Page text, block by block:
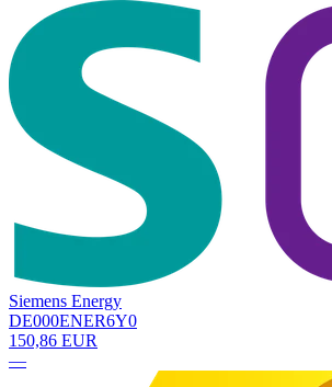
Siemens Energy
DE000ENER6Y0
150,86 EUR
—